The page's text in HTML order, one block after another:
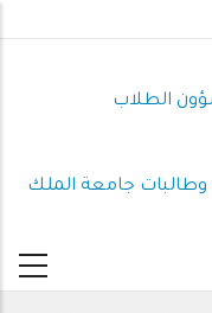
الطلاب
جامعة الملك